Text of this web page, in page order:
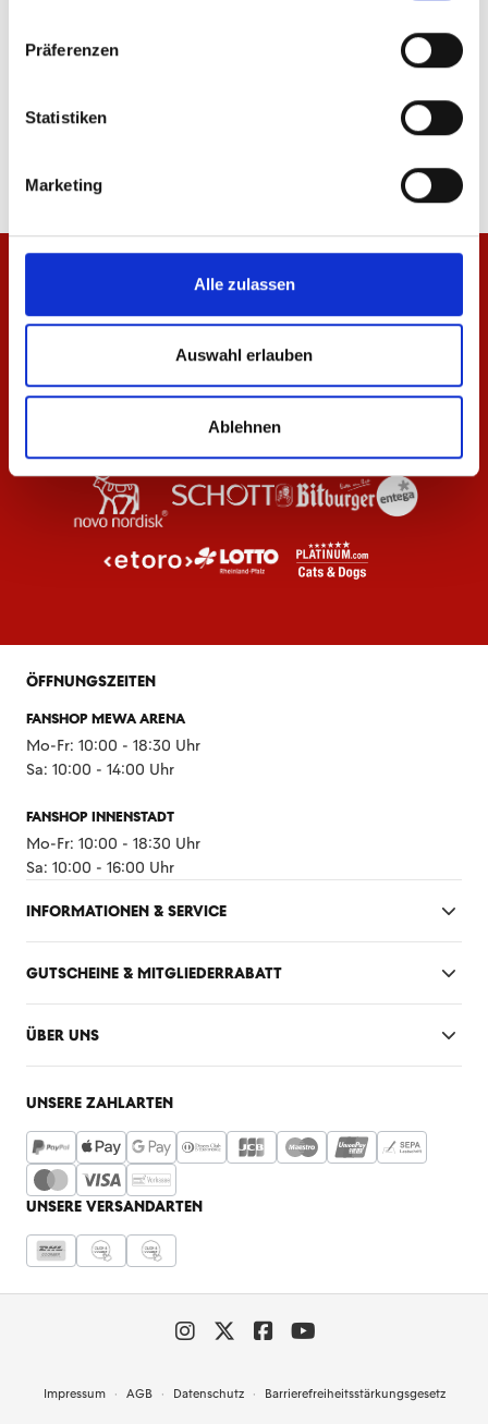
Präferenzen
Statistiken
Marketing
Alle zulassen
Auswahl erlauben
Ablehnen
ÖFFNUNGSZEITEN
FANSHOP MEWA ARENA
Mo-Fr: 10:00 - 18:30 Uhr
Sa: 10:00 - 14:00 Uhr
FANSHOP INNENSTADT
Mo-Fr: 10:00 - 18:30 Uhr
Sa: 10:00 - 16:00 Uhr
INFORMATIONEN & SERVICE
GUTSCHEINE & MITGLIEDERRABATT
ÜBER UNS
UNSERE ZAHLARTEN
UNSERE VERSANDARTEN
Impressum AGB Datenschutz Barrierefreiheitsstärkungsgesetz